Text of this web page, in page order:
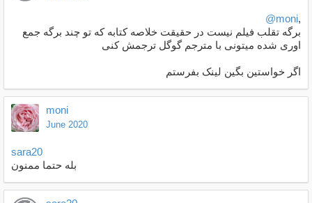
@moni,
اوری شده میتونی با مترجم گوگل ترجمش کنی
اگر خواستین بگین لینک بفرستم
moni
June 2020
sara20
بله حتما ممنون